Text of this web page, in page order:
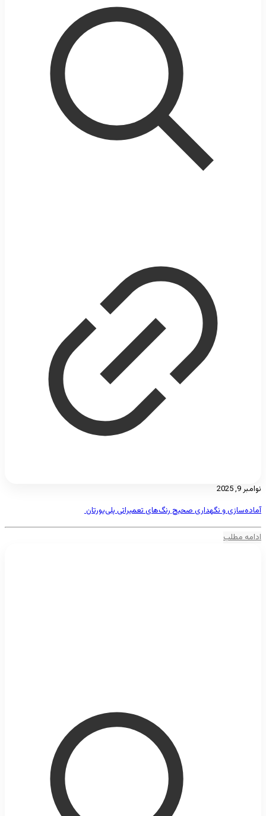
نوامبر 9, 2025
آماده‌سازی و نگهداری صحیح رنگ‌های تعمیراتی پلی‌یورتان
ادامه مطلب